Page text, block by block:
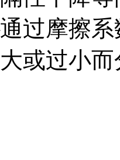
摩擦系
或过小